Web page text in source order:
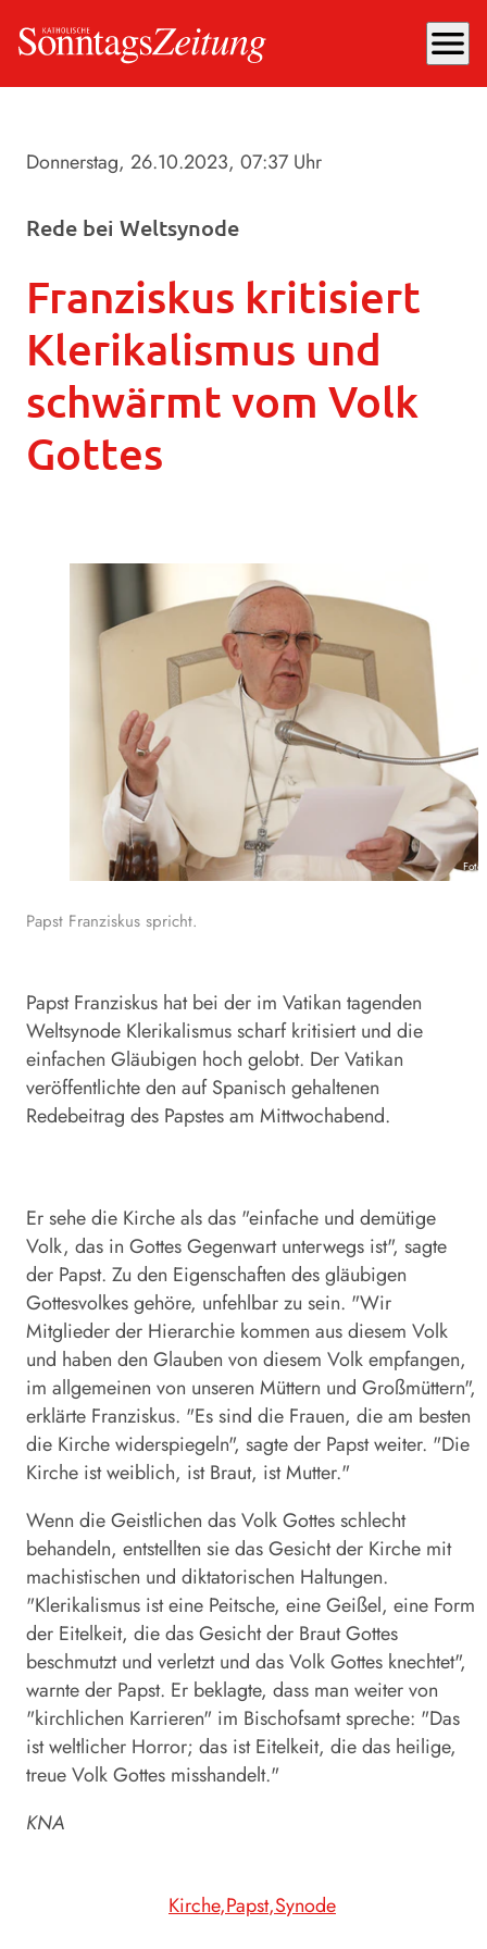
menu
Donnerstag, 26.10.2023, 07:37 Uhr
Rede bei Weltsynode
Franziskus kritisiert
Klerikalismus und
schwärmt vom Volk
Gottes
Papst Franziskus spricht.
Papst Franziskus hat bei der im Vatikan tagenden
Weltsynode Klerikalismus scharf kritisiert und die
einfachen Gläubigen hoch gelobt. Der Vatikan
veröffentlichte den auf Spanisch gehaltenen
Redebeitrag des Papstes am Mittwochabend.
Er sehe die Kirche als das "einfache und demütige
Volk, das in Gottes Gegenwart unterwegs ist", sagte
der Papst. Zu den Eigenschaften des gläubigen
Gottesvolkes gehöre, unfehlbar zu sein. "Wir
Mitglieder der Hierarchie kommen aus diesem Volk
und haben den Glauben von diesem Volk empfangen,
im allgemeinen von unseren Müttern und Großmüttern",
erklärte Franziskus. "Es sind die Frauen, die am besten
die Kirche widerspiegeln", sagte der Papst weiter. "Die
Kirche ist weiblich, ist Braut, ist Mutter."
Wenn die Geistlichen das Volk Gottes schlecht
behandeln, entstellten sie das Gesicht der Kirche mit
machistischen und diktatorischen Haltungen.
"Klerikalismus ist eine Peitsche, eine Geißel, eine Form
der Eitelkeit, die das Gesicht der Braut Gottes
beschmutzt und verletzt und das Volk Gottes knechtet",
warnte der Papst. Er beklagte, dass man weiter von
"kirchlichen Karrieren" im Bischofsamt spreche: "Das
ist weltlicher Horror; das ist Eitelkeit, die das heilige,
treue Volk Gottes misshandelt."
KNA
Kirche Papst Synode